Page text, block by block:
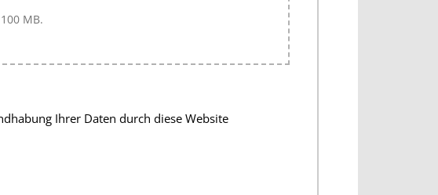
MB.
Ihrer Daten durch diese Website